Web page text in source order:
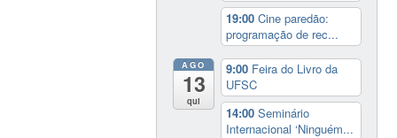
19:00Cine paredão:
programação de rec...
AGO
13
qui
9:00 Feira do Livro da
UFSC
14:00Seminário
Internacional ‘Ninguém...